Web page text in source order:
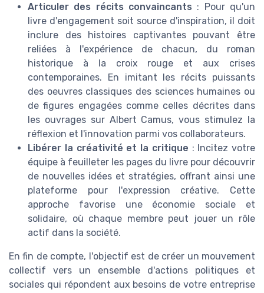
Articuler des récits convaincants : Pour qu'un
livre d'engagement soit source d'inspiration, il doit
inclure des histoires captivantes pouvant être
reliées à l'expérience de chacun, du roman
historique à la croix rouge et aux crises
contemporaines. En imitant les récits puissants
des oeuvres classiques des sciences humaines ou
de figures engagées comme celles décrites dans
les ouvrages sur Albert Camus, vous stimulez la
réflexion et l'innovation parmi vos collaborateurs.
Libérer la créativité et la critique : Incitez votre
équipe à feuilleter les pages du livre pour découvrir
de nouvelles idées et stratégies, offrant ainsi une
plateforme pour l'expression créative. Cette
approche favorise une économie sociale et
solidaire, où chaque membre peut jouer un rôle
actif dans la société.
En fin de compte, l'objectif est de créer un mouvement
collectif vers un ensemble d'actions politiques et
sociales qui répondent aux besoins de votre entreprise